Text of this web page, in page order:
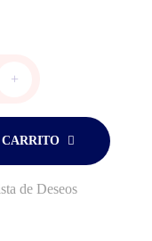
+
de Deseos